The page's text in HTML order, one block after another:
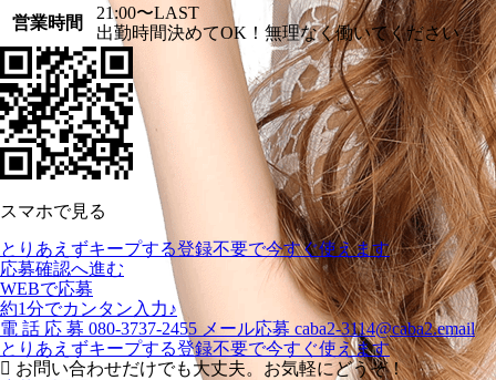
営業時間
21:00〜LAST
出勤時間決めてOK！無理なく働いてください
スマホで見る
とりあえずキープする登録不要で今すぐ使えます
応募確認へ進む
WEBで応募
約1分でカンタン入力♪
電 話 応 募 080-3737-2455 メール応募 caba2-3114@caba2.email
とりあえずキープする登録不要で今すぐ使えます
お問い合わせだけでも大丈夫。お気軽にどうぞ！